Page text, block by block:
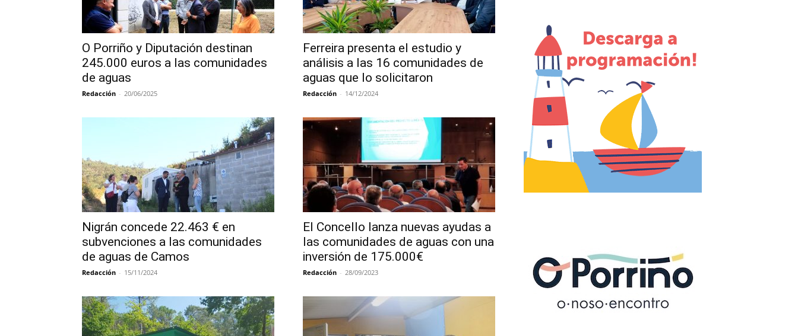
O Porriño y Diputación destinan
245.000 euros a las comunidades
de aguas
Redacción - 20/06/2025
Ferreira presenta el estudio y
análisis a las 16 comunidades de
aguas que lo solicitaron
Redacción - 14/12/2024
Nigrán concede 22.463 € en
subvenciones a las comunidades
de aguas de Camos
Redacción - 15/11/2024
El Concello lanza nuevas ayudas a
las comunidades de aguas con una
inversión de 175.000€
Redacción - 28/09/2023